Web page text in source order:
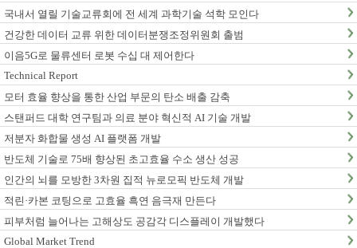
국내서 열릴 기술교류회에 전 세계 과학기술 석학 모인다
건강한 데이터 교류 위한 데이터분쟁조정위원회 출범
이음5G로 물류센터 로봇 수십 대 제어한다
Technical Report
모터 효율 향상을 통한 산업 부문의 탄소 배출 감축
스탠퍼드 대학 연구팀과 의료 분야 혁신적 AI 기술 개발
저분자 화합물 생성 AI 플랫폼 개발
반도체 기술로 75배 향상된 초고효율 수소 생산 성공
인간의 뇌를 모방한 3차원 집적 뉴로모픽 반도체 개발
적린·카본 코팅으로 고효율 흑연 음극재 만든다
피부처럼 늘어나는 고해상도 공감각 디스플레이 개발했다
Global Market Trend